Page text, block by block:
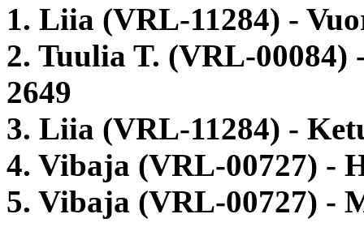
1. Liia (VRL-11284) -
2. Tuulia T. (VRL-
2649
3. Liia (VRL-11284) -
4. Vibaja (VRL-00727) -
5. Vibaja (VRL-00727) -